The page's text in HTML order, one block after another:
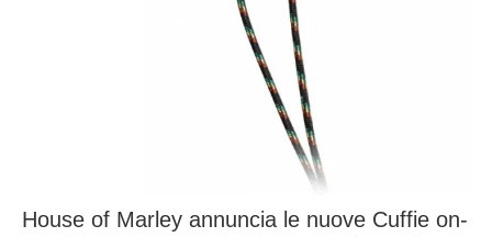
House of Marley annuncia le nuove Cuffie on-